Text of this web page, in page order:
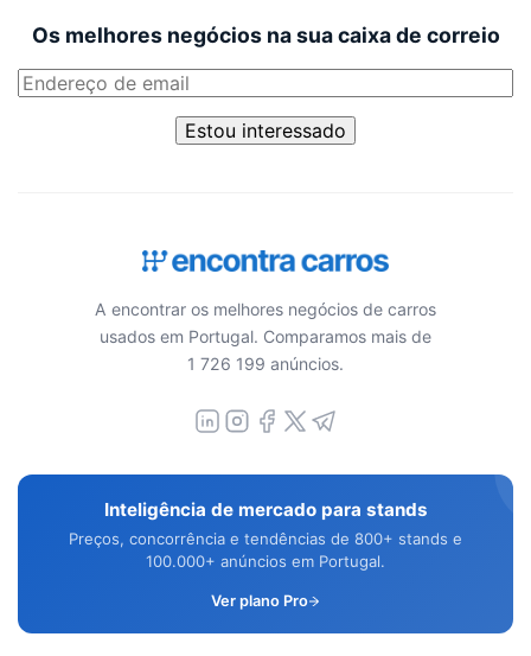
Os melhores negócios na sua caixa de correio
Estou interessado
A encontrar os melhores negócios de carros
usados em Portugal. Comparamos mais de
1 726 199 anúncios.
Inteligência de mercado para stands
Preços, concorrência e tendências de 800+ stands e
100.000+ anúncios em Portugal.
Ver plano Pro